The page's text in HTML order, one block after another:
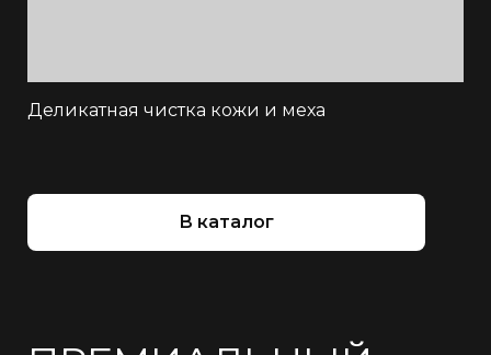
Деликатная чистка кожи и меха
В каталог